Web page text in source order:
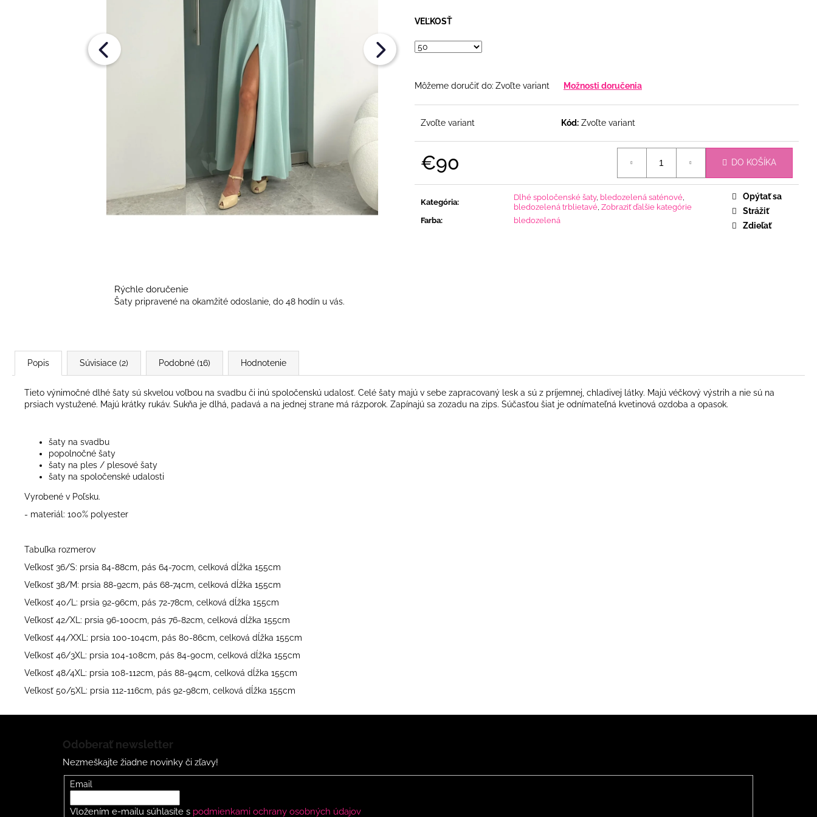
VEĽKOSŤ
Môžeme doručiť do: Zvoľte variant Možnosti doručenia
Zvoľte variant Kód: Zvoľte variant
€90 DO KOŠÍKA
Kategória:
Dlhé spoločenské šaty, bledozelená saténové
bledozelená trblietavé Zobraziť ďalšie kategórie
Farba: bledozelená
Opýtať sa
Strážiť
Zdieľať
Rýchle doručenie
Šaty pripravené na okamžité odoslanie, do 48 hodín u vás.
Popis Súvisiace (2) Podobné (16) Hodnotenie
Tieto výnimočné dlhé šaty sú skvelou voľbou na svadbu či inú spoločenskú udalosť. Celé šaty majú v sebe zapracovaný lesk a sú z príjemnej, chladivej látky. Majú véčkový výstrih a nie sú na
prsiach vystužené. Majú krátky rukáv. Sukňa je dlhá, padavá a na jednej strane má rázporok. Zapínajú sa zozadu na zips. Súčasťou šiat je odnímateľná kvetinová ozdoba a opasok.
šaty na svadbu
popolnočné šaty
šaty na ples / plesové šaty
šaty na spoločenské udalosti
Vyrobené v Poľsku.
- materiál: 100% polyester
Tabuľka rozmerov
Veľkosť 36/S: prsia 84-88cm, pás 64-70cm, celková dĺžka 155cm
Veľkosť 38/M: prsia 88-92cm, pás 68-74cm, celková dĺžka 155cm
Veľkosť 40/L: prsia 92-96cm, pás 72-78cm, celková dĺžka 155cm
Veľkosť 42/XL: prsia 96-100cm, pás 76-82cm, celková dĺžka 155cm
Veľkosť 44/XXL: prsia 100-104cm, pás 80-86cm, celková dĺžka 155cm
Veľkosť 46/3XL: prsia 104-108cm, pás 84-90cm, celková dĺžka 155cm
Veľkosť 48/4XL: prsia 108-112cm, pás 88-94cm, celková dĺžka 155cm
Veľkosť 50/5XL: prsia 112-116cm, pás 92-98cm, celková dĺžka 155cm
€90
Odoberať newsletter
Nezmeškajte žiadne novinky či zľavy!
Email
Vložením e-mailu súhlasíte s podmienkami ochrany osobných údajov